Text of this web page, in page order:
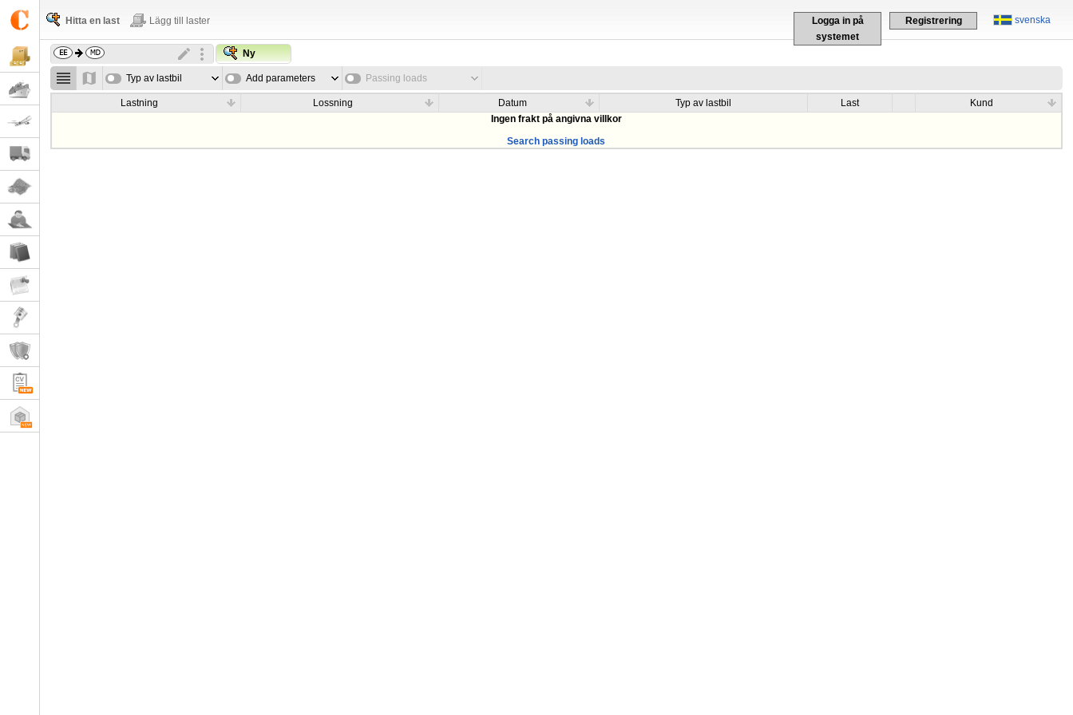
svenska
Logga in på
systemet
Registrering
Hitta en last Lägg till laster
Ny
Typ av lastbil Add parameters Passing loads
Lastning Lossning Datum Typ av lastbil Last
Kund
Ingen frakt på angivna villkor
Search passing loads